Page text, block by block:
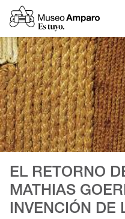
EL RETORNO
MATHIAS
INVENCIÓN DE